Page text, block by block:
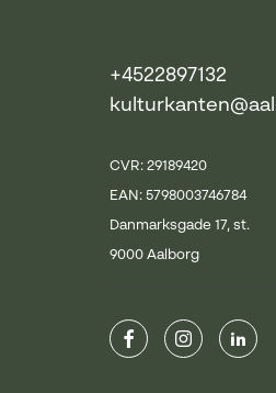
+4522897132
CVR: 29189420
EAN: 5798003746784
Danmarksgade 17, st.
9000 Aalborg